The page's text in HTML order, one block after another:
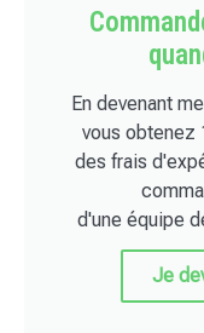
En devenant
vous obtenez
des frais
d'une équipe
Je